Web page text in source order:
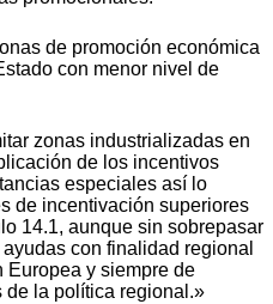
de promoción económica
con menor nivel de
zonas industrializadas en
de los incentivos
especiales así lo
de incentivación superiores
14.1, aunque sin sobrepasar
con finalidad regional
Europea y siempre de
de la política regional.»